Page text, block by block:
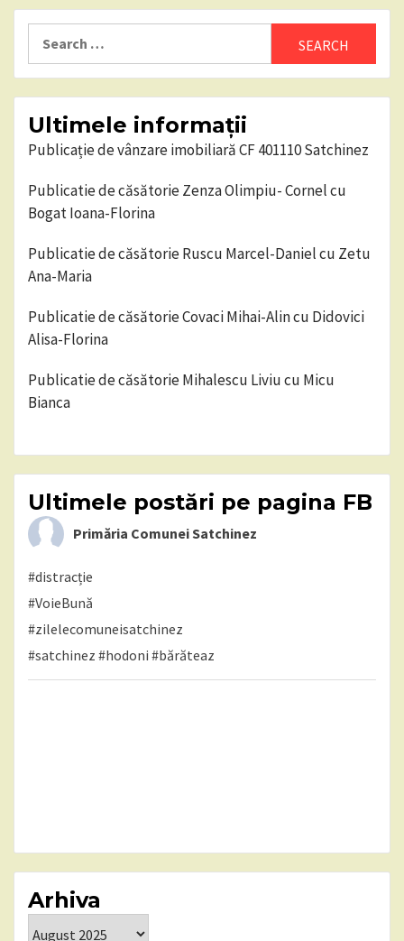
Ultimele informații
Publicație de vânzare imobiliară CF 401110 Satchinez
Publicatie de căsătorie Zenza Olimpiu- Cornel cu
Bogat Ioana-Florina
Publicatie de căsătorie Ruscu Marcel-Daniel cu Zetu
Ana-Maria
Publicatie de căsătorie Covaci Mihai-Alin cu Didovici
Alisa-Florina
Publicatie de căsătorie Mihalescu Liviu cu Micu
Bianca
Ultimele postări pe pagina FB
Primăria Comunei Satchinez
#distracție
#VoieBună
#zilelecomuneisatchinez
#satchinez #hodoni #bărăteaz
Arhiva